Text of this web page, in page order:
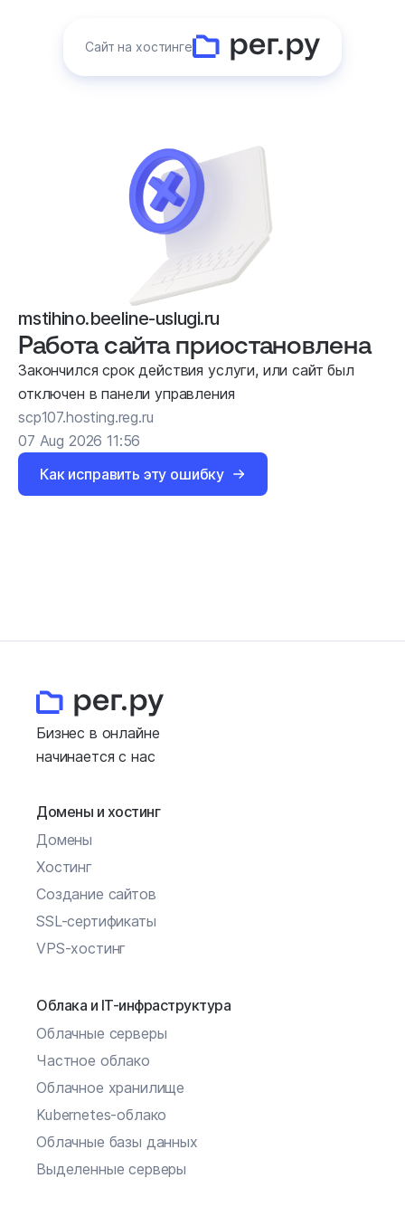
Сайт на хостинге
mstihino.beeline-uslugi.ru
Работа сайта приостановлена
Закончился срок действия услуги, или сайт был
отключен в панели управления
scp107.hosting.reg.ru
07 Aug 2026 11:56
Как исправить эту ошибку
Бизнес в онлайне
начинается с нас
Домены и хостинг
Домены
Хостинг
Создание сайтов
SSL-сертификаты
VPS-хостинг
Облака и IT-инфраструктура
Облачные серверы
Частное облако
Облачное хранилище
Kubernetes-облако
Облачные базы данных
Выделенные серверы